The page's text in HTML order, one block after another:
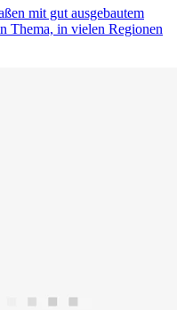
mit gut ausgebautem
Thema, in vielen Regionen